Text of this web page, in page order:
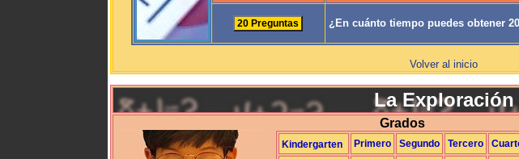
¿En cuánto tiempo puedes obtener
Volver al inicio
La Exploración
Grados
Kindergarten Primero Segundo Tercero